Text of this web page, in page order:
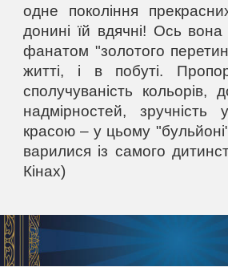
одне покоління
донині їй вдячні! Ось
фанатом "золотого
житті, і в побуті.
сполучуваність кольорів,
надмірностей, зручність
красою – у цьому
варилися із самого
Кінах)